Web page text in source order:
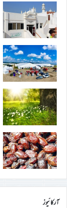
آرکائیوز